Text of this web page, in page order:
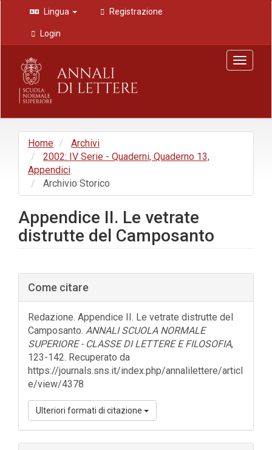
Navigazione
principale
Contenuto
principale
Barra
laterale
Lingua Registrazione
Login
Toggle
Home
Archivi
2002: IV Serie - Quaderni, Quaderno 13,
Appendici
Archivio Storico
Appendice II. Le vetrate
distrutte del Camposanto
Barra
laterale
dell'articolo
Come citare
Redazione. Appendice II. Le vetrate distrutte del
Camposanto. ANNALI SCUOLA NORMALE
SUPERIORE - CLASSE DI LETTERE E FILOSOFIA,
123-142. Recuperato da
https://journals.sns.it/index.php/annalilettere/articl
e/view/4378
Ulteriori formati di citazione